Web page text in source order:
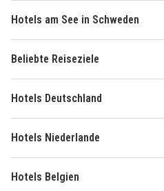
Hotels am See in Schweden
Beliebte Reiseziele
Hotels Deutschland
Hotels Niederlande
Hotels Belgien